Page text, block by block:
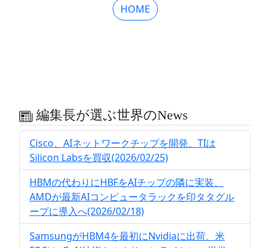
HOME
編集長が選ぶ世界のNews
Cisco、AIネットワークチップを開発、TIは
Silicon Labsを買収(2026/02/25)
HBMの代わりにHBFをAIチップの隣に実装、
AMDが最新AIコンピュータラックを印タタグル
ープに導入へ(2026/02/18)
SamsungがHBM4を最初にNvidiaに出荷、米